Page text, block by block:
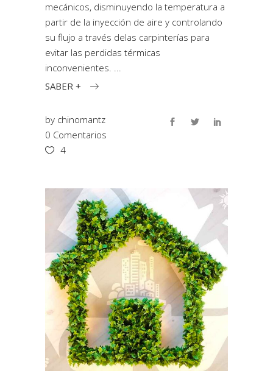
mecánicos, disminuyendo la temperatura a
partir de la inyección de aire y controlando
su flujo a través delas carpinterías para
evitar las perdidas térmicas
inconvenientes.
SABER +
by chinomantz
0 Comentarios
4